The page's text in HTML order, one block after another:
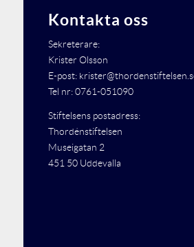
Kontakta oss
Sekreterare:
Krister Olsson
E-post:
Tel nr: 0761-051090
Stiftelsens postadress:
Thordénstiftelsen
Museigatan 2
451 50 Uddevalla